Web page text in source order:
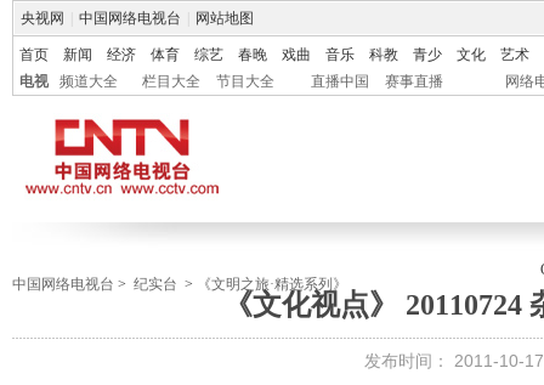
央视网 中国网络电视台 网站地图
首页 新闻 经济 体育 综艺 春晚 戏曲 音乐 科教 青少 文化
艺术
电视
频道大全 栏目大全 节目大全 直播中国 赛事直播 网络
中国网络电视台 > 纪实台 > 《文明之旅·精选系列》
《文化视点》 20110724
发布时间： 2011-10-